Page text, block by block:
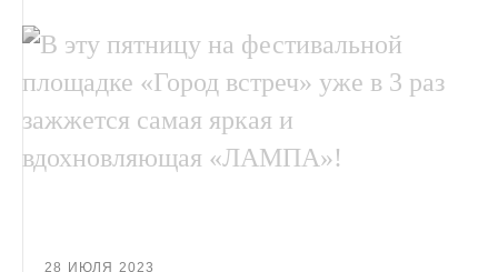
28 ИЮЛЯ 2023